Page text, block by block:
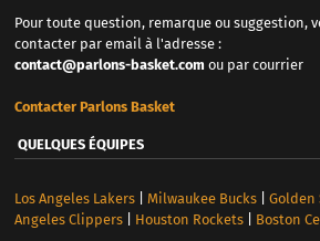
Pour toute question, remarque ou suggestion,
contacter par email à l'adresse :
contact@parlons-basket.com ou par courrier
Contacter Parlons Basket
QUELQUES ÉQUIPES
Los Angeles Lakers| Milwaukee Bucks| Golden
Angeles Clippers| Houston Rockets| Boston